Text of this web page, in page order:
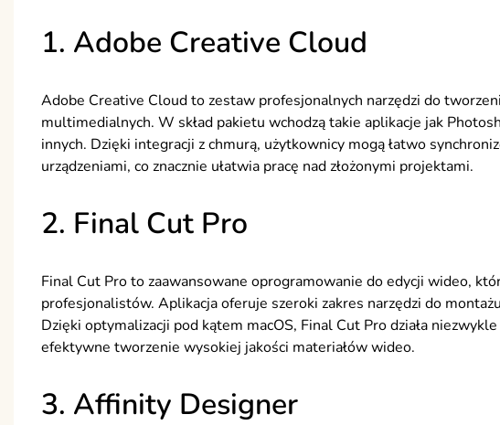
1. Adobe Creative Cloud
Adobe Creative Cloud to zestaw profesjonalnych narzędzi do
multimedialnych. W skład pakietu wchodzą takie aplikacje jak
innych. Dzięki integracji z chmurą, użytkownicy mogą łatwo
urządzeniami, co znacznie ułatwia pracę nad złożonymi projektami.
2. Final Cut Pro
Final Cut Pro to zaawansowane oprogramowanie do edycji wideo,
profesjonalistów. Aplikacja oferuje szeroki zakres narzędzi do
Dzięki optymalizacji pod kątem macOS, Final Cut Pro działa
efektywne tworzenie wysokiej jakości materiałów wideo.
3. Affinity Designer